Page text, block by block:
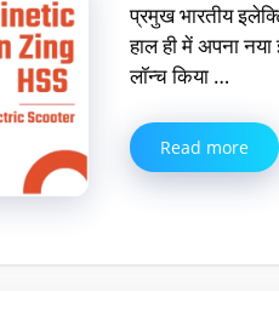
प्रमुख भारतीय
हाल ही में अपना
लॉन्च किया …
Read more